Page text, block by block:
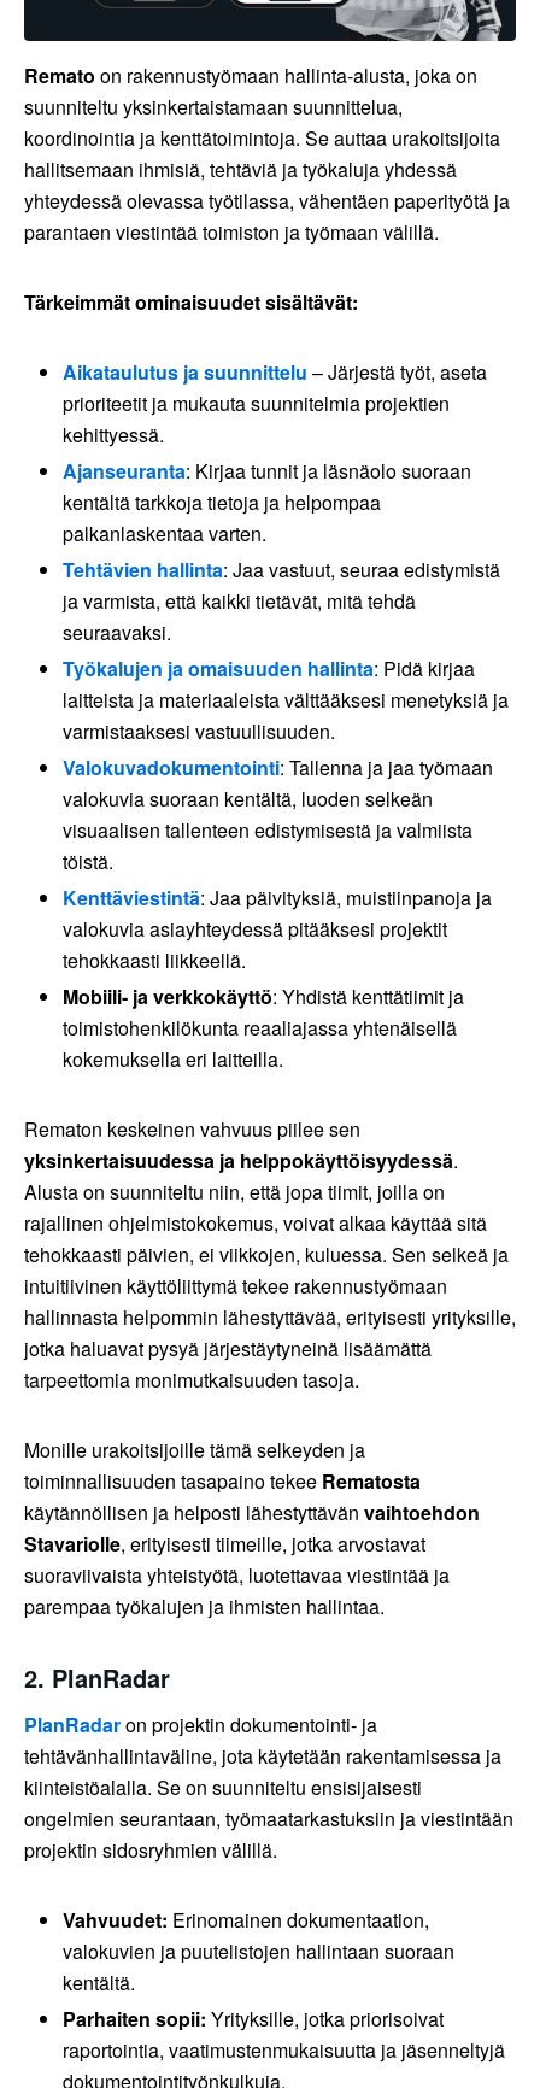
Remato on rakennustyömaan hallinta-alusta, joka on
suunniteltu yksinkertaistamaan suunnittelua,
koordinointia ja kenttätoimintoja. Se auttaa urakoitsijoita
hallitsemaan ihmisiä, tehtäviä ja työkaluja yhdessä
yhteydessä olevassa työtilassa, vähentäen paperityötä ja
parantaen viestintää toimiston ja työmaan välillä.
Tärkeimmät ominaisuudet sisältävät:
Aikataulutus ja suunnittelu – Järjestä työt, aseta
prioriteetit ja mukauta suunnitelmia projektien
kehittyessä.
Ajanseuranta: Kirjaa tunnit ja läsnäolo suoraan
kentältä tarkkoja tietoja ja helpompaa
palkanlaskentaa varten.
Tehtävien hallinta: Jaa vastuut, seuraa edistymistä
ja varmista, että kaikki tietävät, mitä tehdä
seuraavaksi.
Työkalujen ja omaisuuden hallinta: Pidä kirjaa
laitteista ja materiaaleista välttääksesi menetyksiä ja
varmistaaksesi vastuullisuuden.
Valokuvadokumentointi: Tallenna ja jaa työmaan
valokuvia suoraan kentältä, luoden selkeän
visuaalisen tallenteen edistymisestä ja valmiista
töistä.
Kenttäviestintä: Jaa päivityksiä, muistiinpanoja ja
valokuvia asiayhteydessä pitääksesi projektit
tehokkaasti liikkeellä.
Mobiili- ja verkkokäyttö: Yhdistä kenttätiimit ja
toimistohenkilökunta reaaliajassa yhtenäisellä
kokemuksella eri laitteilla.
Rematon keskeinen vahvuus piilee sen
yksinkertaisuudessa ja helppokäyttöisyydessä.
Alusta on suunniteltu niin, että jopa tiimit, joilla on
rajallinen ohjelmistokokemus, voivat alkaa käyttää sitä
tehokkaasti päivien, ei viikkojen, kuluessa. Sen selkeä ja
intuitiivinen käyttöliittymä tekee rakennustyömaan
hallinnasta helpommin lähestyttävää, erityisesti yrityksille,
jotka haluavat pysyä järjestäytyneinä lisäämättä
tarpeettomia monimutkaisuuden tasoja.
Monille urakoitsijoille tämä selkeyden ja
toiminnallisuuden tasapaino tekee Rematosta
käytännöllisen ja helposti lähestyttävän vaihtoehdon
Stavariolle, erityisesti tiimeille, jotka arvostavat
suoraviivaista yhteistyötä, luotettavaa viestintää ja
parempaa työkalujen ja ihmisten hallintaa.
2. PlanRadar
PlanRadaron projektin dokumentointi- ja
tehtävänhallintaväline, jota käytetään rakentamisessa ja
kiinteistöalalla. Se on suunniteltu ensisijaisesti
ongelmien seurantaan, työmaatarkastuksiin ja viestintään
projektin sidosryhmien välillä.
Vahvuudet: Erinomainen dokumentaation,
valokuvien ja puutelistojen hallintaan suoraan
kentältä.
Parhaiten sopii: Yrityksille, jotka priorisoivat
raportointia, vaatimustenmukaisuutta ja jäsenneltyjä
dokumentointityönkulkuja.